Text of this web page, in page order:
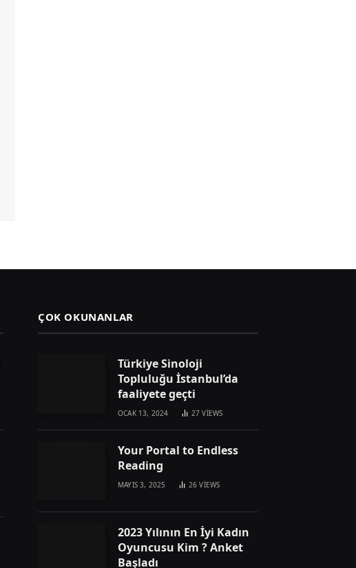
ÇOK OKUNANLAR
Türkiye Sinoloji
Topluluğu İstanbul’da
faaliyete geçti
OCAK 13, 2024 27VIEWS
Your Portal to Endless
Reading
MAYIS 3, 2025 26VIEWS
2023 Yılının En İyi Kadın
Oyuncusu Kim ? Anket
Başladı